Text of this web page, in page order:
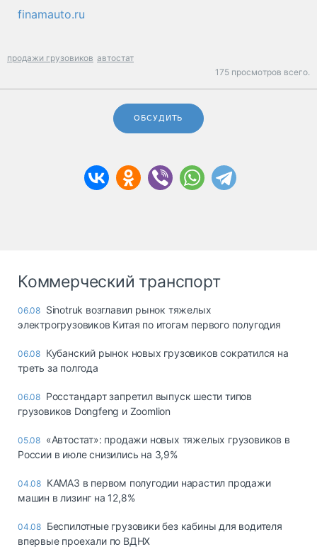
finamauto.ru
продажи грузовиков автостат
175 просмотров всего.
ОБСУДИТЬ
Коммерческий транспорт
06.08 Sinotruk возглавил рынок тяжелых
электрогрузовиков Китая по итогам первого полугодия
06.08 Кубанский рынок новых грузовиков сократился на
треть за полгода
06.08 Росстандарт запретил выпуск шести типов
грузовиков Dongfeng и Zoomlion
05.08 «Автостат»: продажи новых тяжелых грузовиков в
России в июле снизились на 3,9%
04.08 КАМАЗ в первом полугодии нарастил продажи
машин в лизинг на 12,8%
04.08 Беспилотные грузовики без кабины для водителя
впервые проехали по ВДНХ